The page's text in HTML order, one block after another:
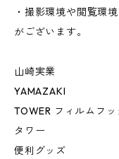
・撮影環境や閲覧環
がございます。
山崎実業
YAMAZAKI
TOWER フィルムフ
タワー
便利グッズ